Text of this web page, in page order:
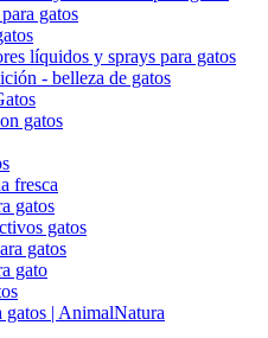
gatos
líquidos y sprays para gatos
- belleza de gatos
gatos
fresca
gatos
gatos
gatos
gato
gatos | AnimalNatura